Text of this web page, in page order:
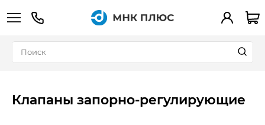
+7 (495) 783-90-39 Вход
Клапаны запорно-регулирующие